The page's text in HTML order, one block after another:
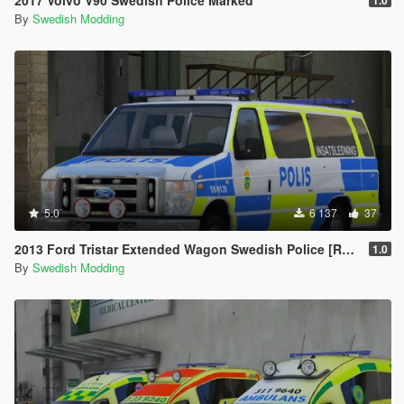
By Swedish Modding
5.0 6 137 37
2013 Ford Tristar Extended Wagon Swedish Police [REFLECTIVE] 1.0
By Swedish Modding